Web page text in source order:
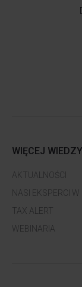
WIĘCEJ WIEDZY
AKTUALNOŚCI
NASI EKSPERCI W
TAX ALERT
WEBINARIA